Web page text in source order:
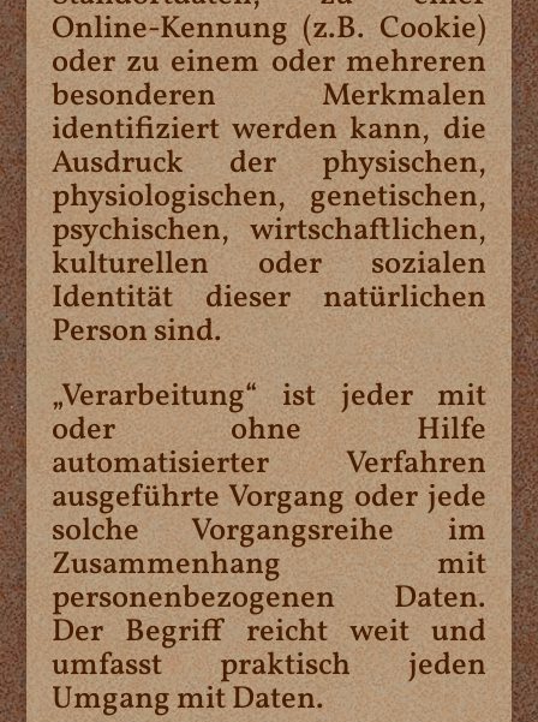
Online-Kennung (z.B. Cookie)
oder zu einem oder mehreren
besonderen Merkmalen
identifiziert werden kann, die
Ausdruck der physischen,
physiologischen, genetischen,
psychischen, wirtschaftlichen,
kulturellen oder sozialen
Identität dieser natürlichen
Person sind.
„Verarbeitung“ ist jeder mit
oder ohne Hilfe
automatisierter Verfahren
ausgeführte Vorgang oder jede
solche Vorgangsreihe im
Zusammenhang mit
personenbezogenen Daten.
Der Begriff reicht weit und
umfasst praktisch jeden
Umgang mit Daten.